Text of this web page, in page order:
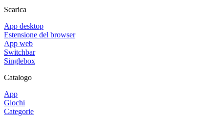
Scarica
App desktop
Estensione del browser
App web
Switchbar
Singlebox
Catalogo
App
Giochi
Categorie